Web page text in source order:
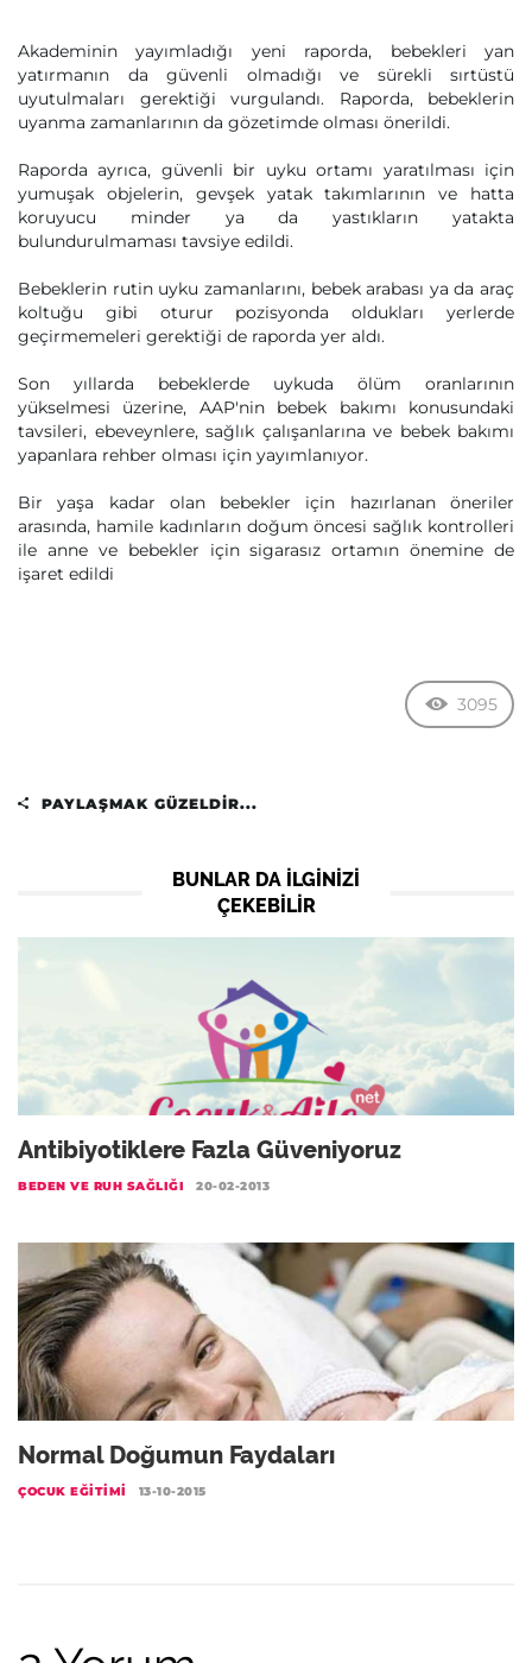
Akademinin yayımladığı yeni raporda, bebekleri yan
yatırmanın da güvenli olmadığı ve sürekli sırtüstü
uyutulmaları gerektiği vurgulandı. Raporda, bebeklerin
uyanma zamanlarının da gözetimde olması önerildi.
Raporda ayrıca, güvenli bir uyku ortamı yaratılması için
yumuşak objelerin, gevşek yatak takımlarının ve hatta
koruyucu minder ya da yastıkların yatakta
bulundurulmaması tavsiye edildi.
Bebeklerin rutin uyku zamanlarını, bebek arabası ya da araç
koltuğu gibi oturur pozisyonda oldukları yerlerde
geçirmemeleri gerektiği de raporda yer aldı.
Son yıllarda bebeklerde uykuda ölüm oranlarının
yükselmesi üzerine, AAP'nin bebek bakımı konusundaki
tavsileri, ebeveynlere, sağlık çalışanlarına ve bebek bakımı
yapanlara rehber olması için yayımlanıyor.
Bir yaşa kadar olan bebekler için hazırlanan öneriler
arasında, hamile kadınların doğum öncesi sağlık kontrolleri
ile anne ve bebekler için sigarasız ortamın önemine de
işaret edildi
3095
PAYLAŞMAK GÜZELDIR...
BUNLAR DA ILGINIZI
ÇEKEBILIR
Antibiyotiklere Fazla Güveniyoruz
BEDEN VE RUH SAĞLIĞI 20-02-2013
Normal Doğumun Faydaları
ÇOCUK EĞITIMI 13-10-2015